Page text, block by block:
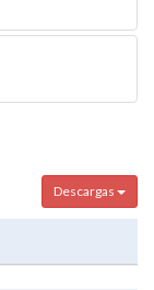
Descargas